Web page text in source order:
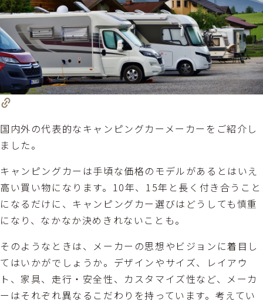
国内外の代表的なキャンピングカーメーカーをご紹介し
ました。
キャンピングカーは手頃な価格のモデルがあるとはいえ
高い買い物になります。10年、15年と長く付き合うこと
になるだけに、キャンピングカー選びはどうしても慎重
になり、なかなか決めきれないことも。
そのようなときは、メーカーの思想やビジョンに着目し
てはいかがでしょうか。デザインやサイズ、レイアウ
ト、家具、走行・安全性、カスタマイズ性など、メーカ
ーはそれぞれ異なるこだわりを持っています。考えてい